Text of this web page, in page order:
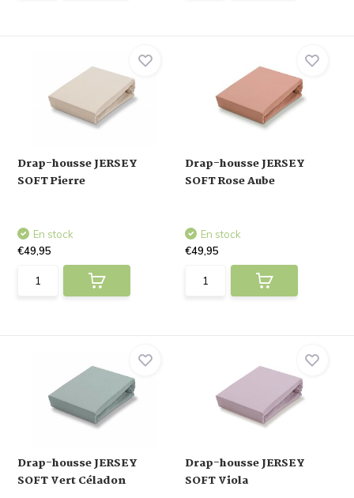
Drap-housse JERSEY
SOFT Pierre
En stock
€49,95
Drap-housse JERSEY
SOFT Rose Aube
En stock
€49,95
Drap-housse JERSEY
SOFT Vert Céladon
Drap-housse JERSEY
SOFT Viola